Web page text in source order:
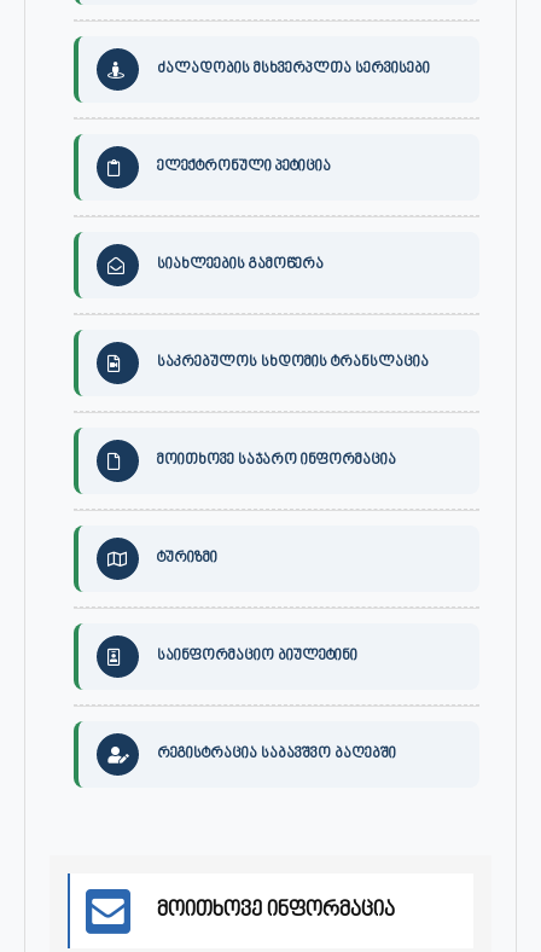
ძალადობის მსხვერპლთა სერვისები
ელექტრონული პეტიცია
სიახლეების გამოწერა
საკრებულოს სხდომის ტრანსლაცია
მოითხოვე საჯარო ინფორმაცია
ტურიზმი
საინფორმაციო ბიულეტინი
რეგისტრაცია საბავშვო ბაღებში
მოითხოვე ინფორმაცია